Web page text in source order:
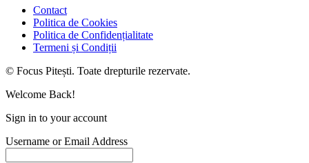
Contact
Politica de Cookies
Politica de Confidențialitate
Termeni și Condiții
© Focus Pitești. Toate drepturile rezervate.
Welcome Back!
Sign in to your account
Username or Email Address